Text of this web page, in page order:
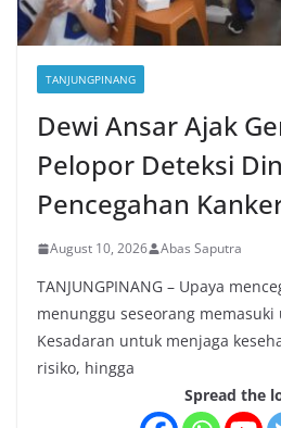
TANJUNGPINANG
Dewi Ansar Ajak
Pelopor Deteksi
Pencegahan
August 10, 2026 Abas Saputra
TANJUNGPINANG – Upaya
menunggu seseorang memasuki
Kesadaran untuk menjaga
risiko, hingga
Spread the